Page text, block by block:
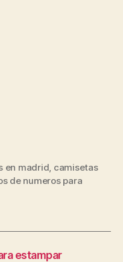
en madrid, camisetas
de numeros para
estampar